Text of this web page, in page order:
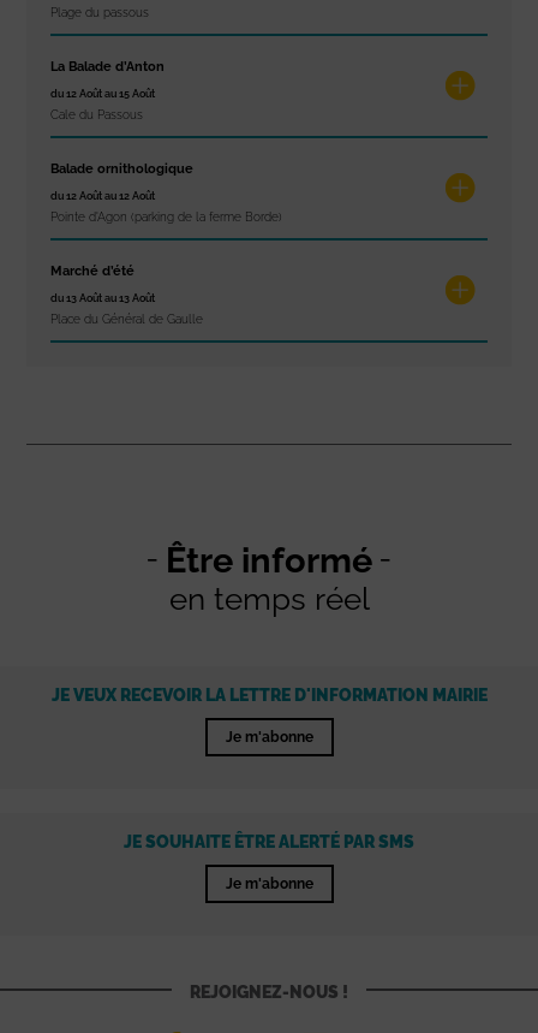
Plage du passous
La Balade d’Anton
du 12 Août au 15 Août
Cale du Passous
Balade ornithologique
du 12 Août au 12 Août
Pointe d'Agon (parking de la ferme Borde)
Marché d’été
du 13 Août au 13 Août
Place du Général de Gaulle
Être informé
en temps réel
JE VEUX RECEVOIR LA LETTRE D'INFORMATION MAIRIE
Je m'abonne
JE SOUHAITE ÊTRE ALERTÉ PAR SMS
Je m'abonne
REJOIGNEZ-NOUS !